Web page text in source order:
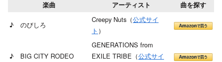
楽曲 アーティスト 曲を探す
♪ のびしろ
Creepy Nuts（公式サイ
ト ）
♪ BIG CITY RODEO
GENERATIONS from
EXILE TRIBE（公式サイ